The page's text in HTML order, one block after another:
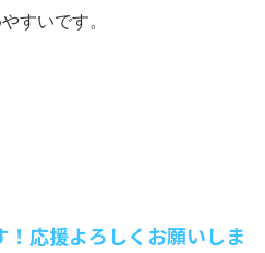
すいです。
！応援よろしくお願いしま